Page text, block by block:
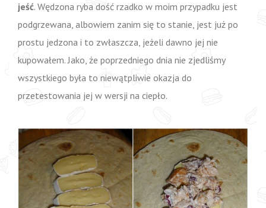
jeść. Wędzona ryba dość rzadko w moim przypadku jest
podgrzewana, albowiem zanim się to stanie, jest już po
prostu jedzona i to zwłaszcza, jeżeli dawno jej nie
kupowałem. Jako, że poprzedniego dnia nie zjedliśmy
wszystkiego była to niewątpliwie okazja do
przetestowania jej w wersji na ciepło.